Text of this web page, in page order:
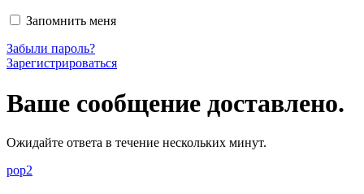
Запомнить меня
Забыли пароль?
Зарегистрироваться
Ваше сообщение доставлено.
Ожидайте ответа в течение нескольких минут.
pop2